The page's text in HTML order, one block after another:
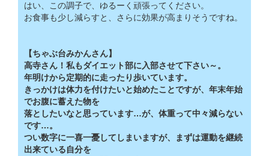
はい、この調子で、ゆるーく頑張ってください。
お食事も少し減らすと、さらに効果が高まりそうですね。
【ちゃぶ台みかんさん】
高寺さん！私もダイエット部に入部させて下さい～。
年明けから定期的に走ったり歩いています。
きっかけは体力を付けたいと始めたことですが、年末年始
でお腹に蓄えた物を
落としたいなと思っています…が、体重って中々減らない
です…。
つい数字に一喜一憂してしまいますが、まずは運動を継続
出来ている自分を